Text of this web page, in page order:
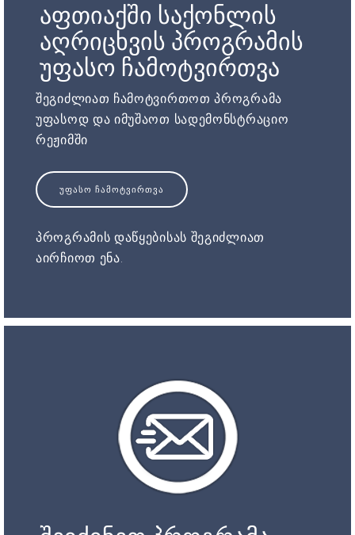
აფთიაქში საქონლის
აღრიცხვის პროგრამის
უფასო ჩამოტვირთვა
შეგიძლიათ ჩამოტვირთოთ პროგრამა
უფასოდ და იმუშაოთ სადემონსტრაციო
რეჟიმში
ᲣᲤᲐᲡᲝ ᲩᲐᲛᲝᲢᲕᲘᲠᲗᲕᲐ
პროგრამის დაწყებისას შეგიძლიათ
აირჩიოთ ენა.